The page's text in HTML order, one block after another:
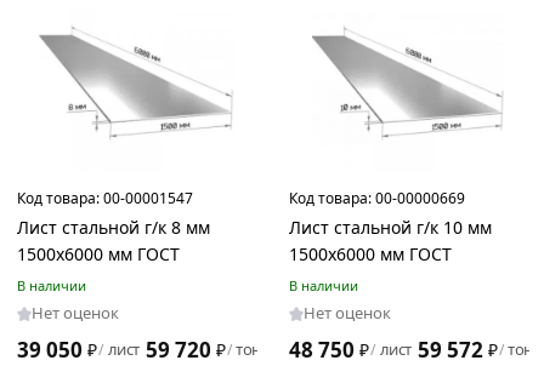
Код товара:00-00001547
Лист стальной г/к 8 мм
1500х6000 мм ГОСТ
В наличии
Нет оценок
39 050 ₽/ лист 59 720 ₽/ тонну
Код товара:00-00000669
Лист стальной г/к 10 мм
1500х6000 мм ГОСТ
В наличии
Нет оценок
48 750 ₽/ лист 59 572 ₽/